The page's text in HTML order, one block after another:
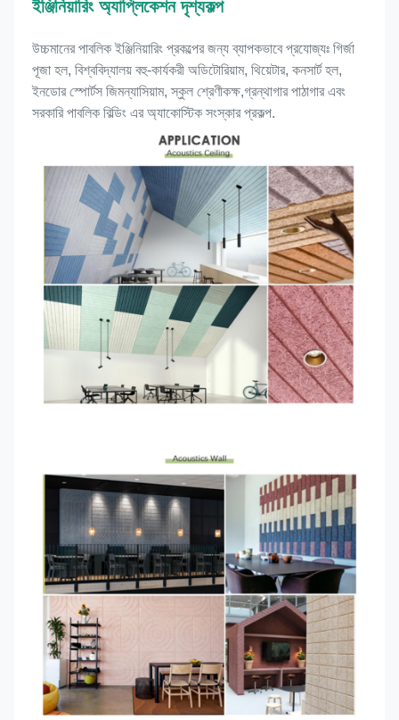
ইঞ্জিনিয়ারিং অ্যাপ্লিকেশন দৃশ্যকল্প
উচ্চমানের পাবলিক ইঞ্জিনিয়ারিং প্রকল্পের জন্য ব্যাপকভাবে প্রযোজ্যঃ গির্জা
পূজা হল, বিশ্ববিদ্যালয় বহু-কার্যকরী অডিটোরিয়াম, থিয়েটার, কনসার্ট হল,
ইনডোর স্পোর্টস জিমন্যাসিয়াম, স্কুল শ্রেণীকক্ষ,গ্রন্থাগার পাঠাগার এবং
সরকারি পাবলিক বিল্ডিং এর অ্যাকোস্টিক সংস্কার প্রকল্প.